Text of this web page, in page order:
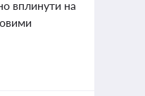
вплинути на